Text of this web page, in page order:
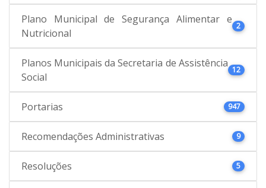
Plano Municipal de Segurança Alimentar e
Nutricional
2
Planos Municipais da Secretaria de Assistência
Social
12
Portarias 947
Recomendações Administrativas 9
Resoluções 5